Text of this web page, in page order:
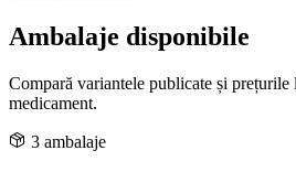
Ambalaje disponibile
Compară variantele publicate și prețurile
medicament.
3 ambalaje